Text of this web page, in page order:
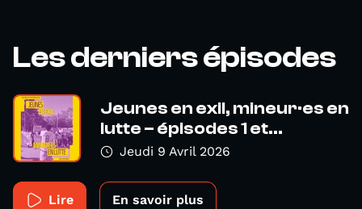
Les derniers épisodes
Jeunes en exil, mineur·es en
lutte – épisodes 1 et...
Jeudi 9 Avril 2026
Lire En savoir plus